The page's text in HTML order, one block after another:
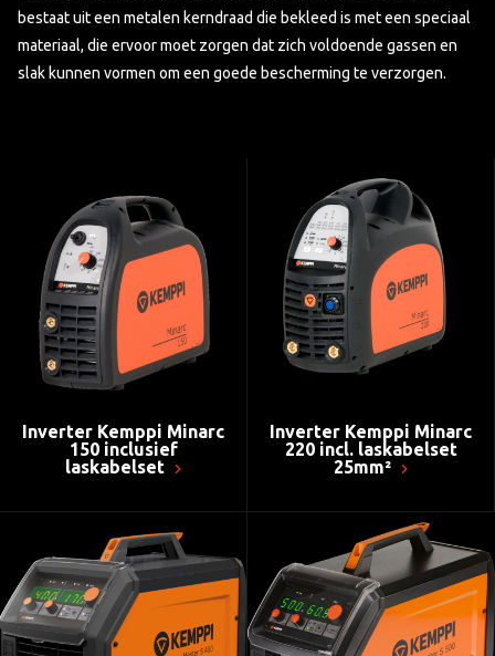
bestaat uit een metalen kerndraad die bekleed is met een speciaal
materiaal, die ervoor moet zorgen dat zich voldoende gassen en
slak kunnen vormen om een goede bescherming te verzorgen.
Inverter Kemppi Minarc
150 inclusief
laskabelset
Inverter Kemppi Minarc
220 incl. laskabelset
25mm²